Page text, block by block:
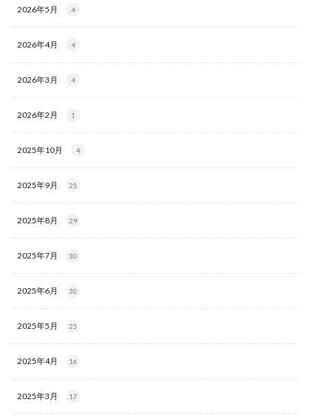
2026年5月 4
2026年4月 4
2026年3月 4
2026年2月 1
2025年10月 4
2025年9月 25
2025年8月 29
2025年7月 30
2025年6月 30
2025年5月 25
2025年4月 16
2025年3月 17